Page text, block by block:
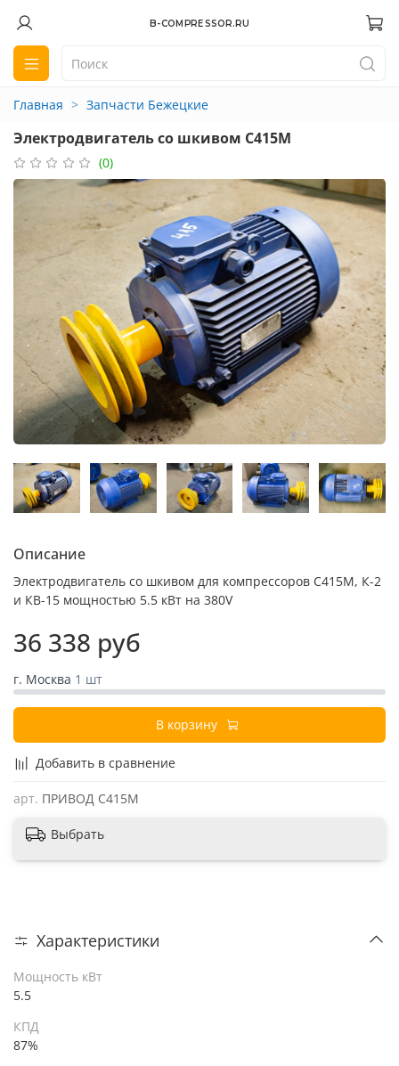
B-COMPRESSOR.RU
Главная Запчасти Бежецкие
Электродвигатель со шкивом С415М
(0)
Добавить в сравнение
арт. ПРИВОД С415М
Описание
Электродвигатель со шкивом для компрессоров С415М, К-2
и КВ-15 мощностью 5.5 кВт на 380V
36 338 руб
г. Москва 1 шт
В корзину
Выбрать
Характеристики
Мощность кВт
5.5
КПД
87%